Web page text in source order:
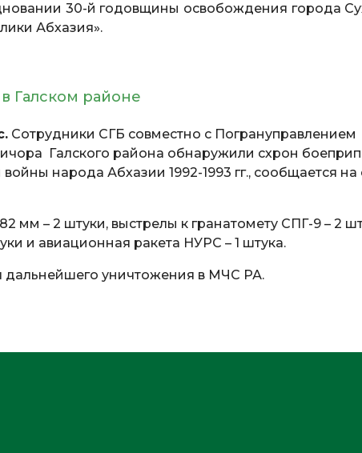
30-й годовщины освобождения города
Абхазия».
Галском районе
Сотрудники СГБ совместно с
Галского района обнаружили схрон
народа Абхазии 1992-1993 гг., сообщается на
мм – 2 штуки, выстрелы к гранатомету СПГ-9 – 2
и авиационная ракета НУРС – 1 штука.
уничтожения в МЧС РА.